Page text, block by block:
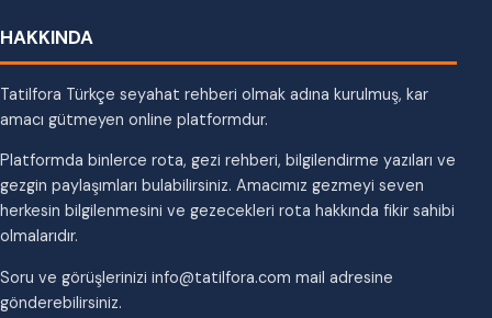
HAKKINDA
Tatilfora Türkçe seyahat rehberi olmak adına kurulmuş, kar
amacı gütmeyen online platformdur.
Platformda binlerce rota, gezi rehberi, bilgilendirme yazıları ve
gezgin paylaşımları bulabilirsiniz. Amacımız gezmeyi seven
herkesin bilgilenmesini ve gezecekleri rota hakkında fikir sahibi
olmalarıdır.
Soru ve görüşlerinizi info@tatilfora.com mail adresine
gönderebilirsiniz.